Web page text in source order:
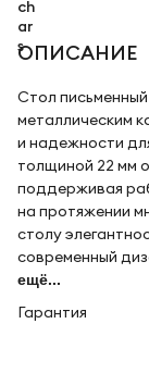
ОПИСАНИЕ
Стол
металлическим
и надежности
толщиной 22 мм
поддерживая
на протяжении
столу
современный
ещё...
Гарантия